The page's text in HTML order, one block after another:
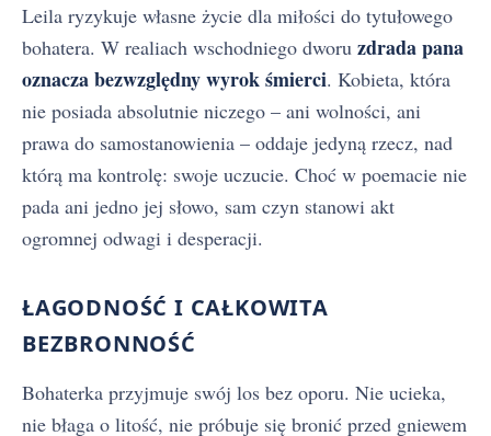
Leila ryzykuje własne życie dla miłości do tytułowego
bohatera. W realiach wschodniego dworu zdrada pana
oznacza bezwzględny wyrok śmierci. Kobieta, która
nie posiada absolutnie niczego – ani wolności, ani
prawa do samostanowienia – oddaje jedyną rzecz, nad
którą ma kontrolę: swoje uczucie. Choć w poemacie nie
pada ani jedno jej słowo, sam czyn stanowi akt
ogromnej odwagi i desperacji.
ŁAGODNOŚĆ I CAŁKOWITA
BEZBRONNOŚĆ
Bohaterka przyjmuje swój los bez oporu. Nie ucieka,
nie błaga o litość, nie próbuje się bronić przed gniewem